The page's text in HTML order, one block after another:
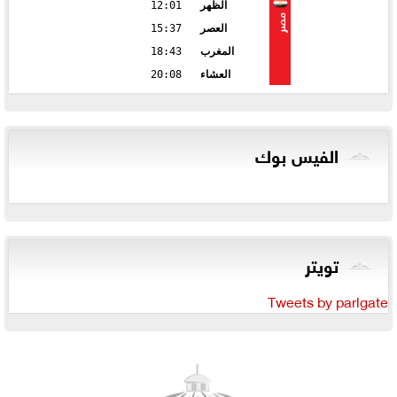
مصر
الظهر
12:01
العصر
15:37
المغرب
18:43
العشاء
20:08
الفيس بوك
تويتر
Tweets by parlgate